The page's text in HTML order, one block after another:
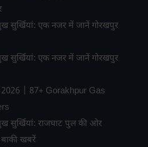
सुर्खियां: एक नजर में जानें गोरखपुर
सुर्खियां: एक नजर में जानें गोरखपुर
2026 | 87+ Gorakhpur Gas
सुर्खियां: राजघाट पुल की ओर
खबरें